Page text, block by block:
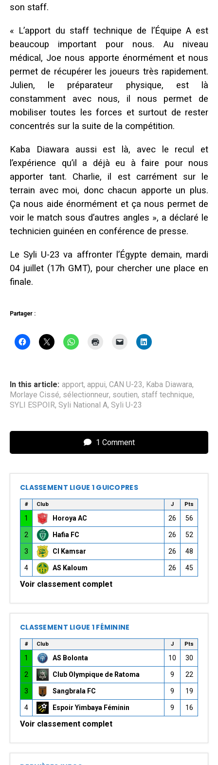
son staff.
« L’apport du staff technique de l’Équipe A est
beaucoup important pour nous. Au niveau
médical, Joe nous apporte énormément et nous
permet de récupérer les joueurs très rapidement.
Julien, le préparateur physique, est là
constamment avec nous, il nous permet de
mobiliser toutes les forces et surtout de rester
concentrés sur la suite de la compétition.
Kaba Diawara aussi est là, avec le recul et
l’expérience qu’il a déjà eu à faire pour nous
apporter tant. Charlie, il est carrément sur le
terrain avec moi, donc chacun apporte un plus.
Ça nous aide énormément et ça nous permet de
voir le match sous d’autres angles », a déclaré le
technicien guinéen en conférence de presse.
Le Syli U-23 va affronter l’Égypte demain, mardi
04 juillet (17h GMT), pour chercher une place en
finale.
Partager :
In this article: apport, appui, CAN U-23, Kaba Diawara,
Morlaye Cissé, sélectionneur, soutien, staff technique,
SYLI ESPOIR, Syli National A, Syli U-23
1 Comment
CLASSEMENT LIGUE 1 GUICOPRES
# Club J Pts
1 Horoya AC 26 56
2 Hafia FC 26 52
3 CI Kamsar 26 48
4 AS Kaloum 26 45
Voir classement complet
CLASSEMENT LIGUE 1 FÉMININE
# Club J Pts
1 AS Bolonta 10 30
2 Club Olympique de Ratoma 9 22
3 Sangbrala FC 9 19
4 Espoir Yimbaya Féminin 9 16
Voir classement complet